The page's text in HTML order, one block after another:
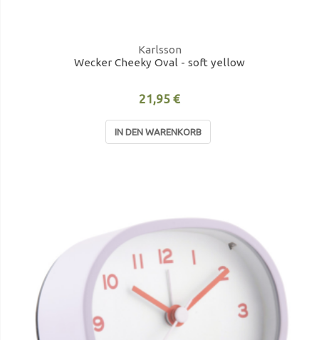
Karlsson
Wecker Cheeky Oval - soft yellow
21,95 €
IN DEN WARENKORB